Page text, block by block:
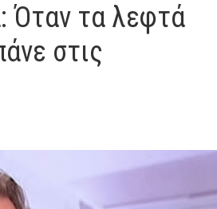
Όταν τα λεφτά
στις